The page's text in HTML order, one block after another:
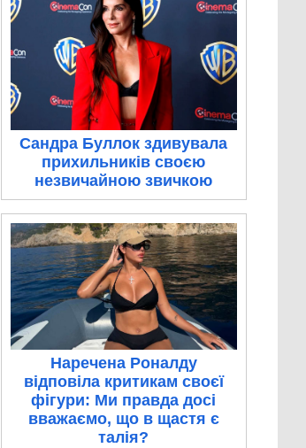
Сандра Буллок здивувала
прихильників своєю
незвичайною звичкою
Наречена Роналду
відповіла критикам своєї
фігури: Ми правда досі
вважаємо, що в щастя є
талія?